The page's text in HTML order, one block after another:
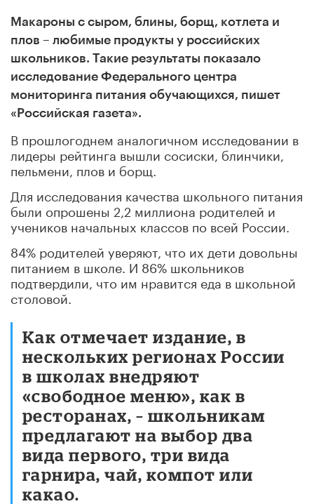
Макароны с сыром, блины, борщ, котлета и
плов – любимые продукты у российских
школьников. Такие результаты показало
исследование Федерального центра
мониторинга питания обучающихся, пишет
«Российская газета».
В прошлогоднем аналогичном исследовании в
лидеры рейтинга вышли сосиски, блинчики,
пельмени, плов и борщ.
Для исследования качества школьного питания
были опрошены 2,2 миллиона родителей и
учеников начальных классов по всей России.
84% родителей уверяют, что их дети довольны
питанием в школе. И 86% школьников
подтвердили, что им нравится еда в школьной
столовой.
Как отмечает издание, в
нескольких регионах России
в школах внедряют
«свободное меню», как в
ресторанах, – школьникам
предлагают на выбор два
вида первого, три вида
гарнира, чай, компот или
какао.